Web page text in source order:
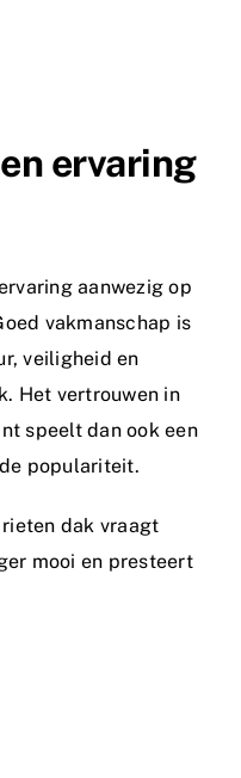
ervaring
aanwezig op
vakmanschap is
veiligheid en
Het vertrouwen in
speelt dan ook een
populariteit.
dak vraagt
mooi en presteert